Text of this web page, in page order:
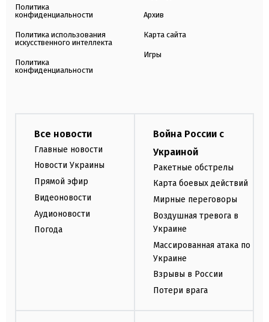
Политика
конфиденциальности
Политика использования
искусственного интеллекта
Политика
конфиденциальности
Архив
Карта сайта
Игры
Все новости
Главные новости
Новости Украины
Прямой эфир
Видеоновости
Аудионовости
Погода
Война России с
Украиной
Ракетные обстрелы
Карта боевых действий
Мирные переговоры
Воздушная тревога в
Украине
Массированная атака по
Украине
Взрывы в России
Потери врага